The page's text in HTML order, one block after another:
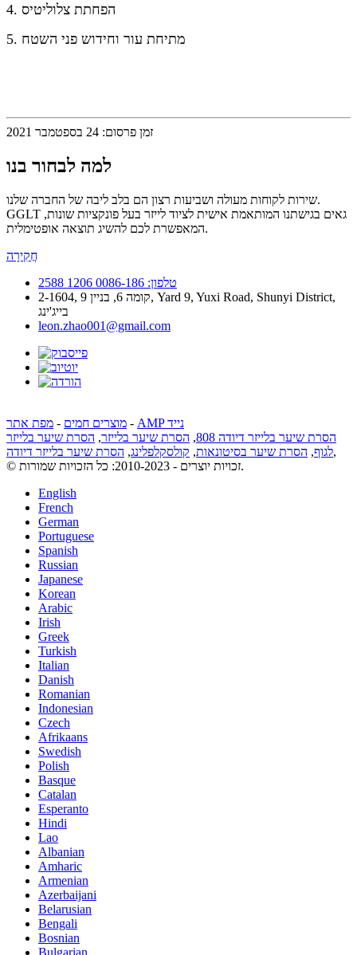
4. הפחתת צלוליטיס
5. מתיחת עור וחידוש פני השטח
זמן פרסום: 24 בספטמבר 2021
למה לבחור בנו
שירות לקוחות מעולה ושביעות רצון הם בלב ליבה של החברה שלנו.
GGLT גאים בגישתנו המותאמת אישית לציוד לייזר בעל פונקציות שונות,
המאפשרת לכם להשיג תוצאה אופטימלית.
חֲקִירָה
טלפון: 0086-186 1206 2588
2-1604, קומה 6, בניין 9, Yard 9, Yuxi Road, Shunyi District,
בייג'ינג
leon.zhao001@gmail.com
מוצרים חמים - מפת אתר -
AMP נייד
הסרת שיער בלייזר דיודה 808
, הסרת שיער בלייזר, הסרת שיער בלייזר
לגוף, הסרת שיער בסיטונאות, קולסקלפלינג, הסרת שיער בלייזר דיודה
,
© זכויות יוצרים - 2010-2023: כל הזכויות שמורות.
English
French
German
Portuguese
Spanish
Russian
Japanese
Korean
Arabic
Irish
Greek
Turkish
Italian
Danish
Romanian
Indonesian
Czech
Afrikaans
Swedish
Polish
Basque
Catalan
Esperanto
Hindi
Lao
Albanian
Amharic
Armenian
Azerbaijani
Belarusian
Bengali
Bosnian
Bulgarian